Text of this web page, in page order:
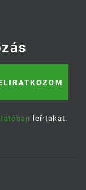
leírtakat.